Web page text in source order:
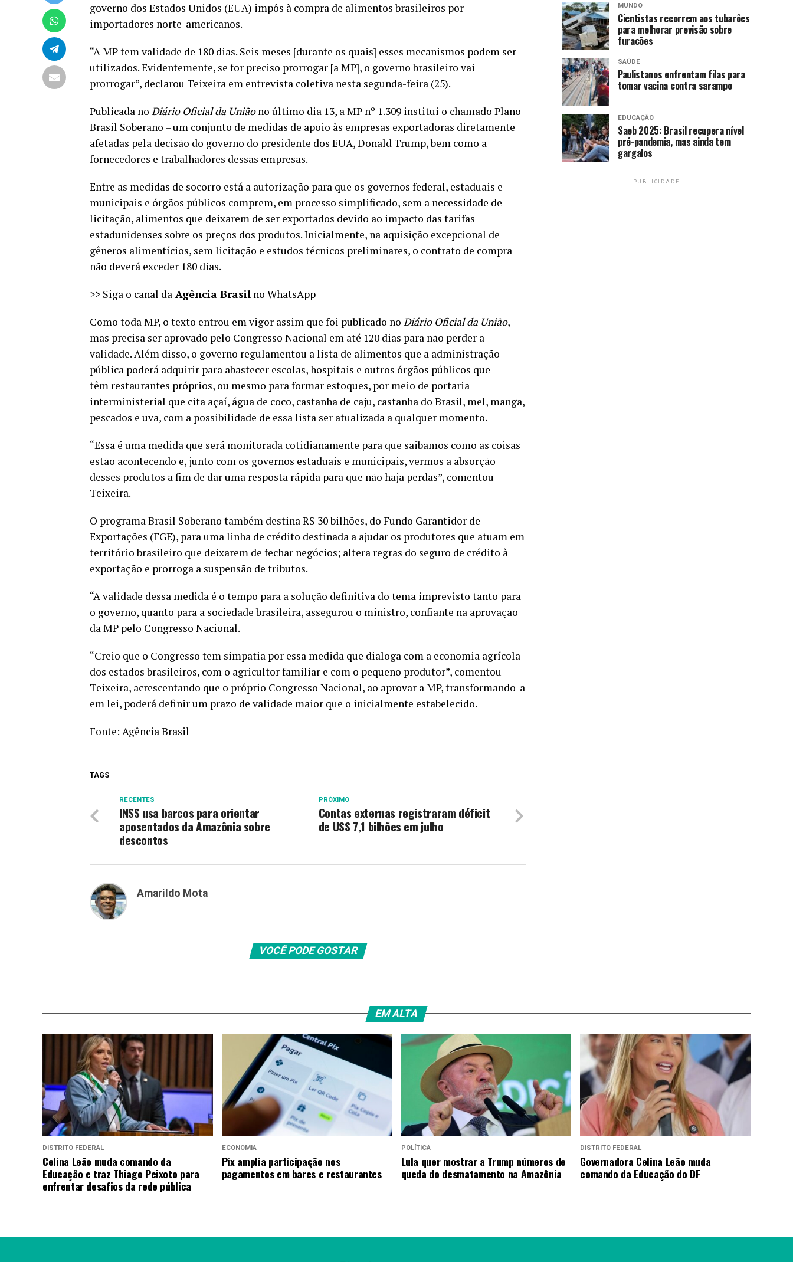
governo dos Estados Unidos (EUA) impôs à compra de alimentos brasileiros por
importadores norte-americanos.
“A MP tem validade de 180 dias. Seis meses [durante os quais] esses mecanismos podem ser
utilizados. Evidentemente, se for preciso prorrogar [a MP], o governo brasileiro vai
prorrogar”, declarou Teixeira em entrevista coletiva nesta segunda-feira (25).
Publicada no Diário Oficial da Uniãono último dia 13, aMP nº 1.309 institui o chamado Plano
Brasil Soberano – um conjunto de medidas de apoio às empresas exportadoras diretamente
afetadas pela decisão do governo do presidente dos EUA, Donald Trump, bem como a
fornecedores e trabalhadores dessas empresas.
Entre as medidas de socorro está a autorização para que os governos federal, estaduais e
municipais e órgãos públicos comprem, em processo simplificado, sem a necessidade de
licitação, alimentos que deixarem de ser exportados devido ao impacto das tarifas
estadunidenses sobre os preços dos produtos. Inicialmente, na aquisição excepcional de
gêneros alimentícios, sem licitação e estudos técnicos preliminares, o contrato de compra
não deverá exceder 180 dias.
>> Siga o canal da Agência Brasil no WhatsApp
Como toda MP, o texto entrou em vigor assim que foi publicado no Diário Oficial da União,
mas precisa ser aprovado pelo Congresso Nacional em até 120 dias para não perder a
validade. Além disso, o governo regulamentou a lista de alimentos que a administração
pública poderá adquirir para abastecer escolas, hospitais e outros órgãos públicos que
têm restaurantes próprios, ou mesmo para formar estoques, por meio de portaria
interministerial que cita açaí, água de coco, castanha de caju, castanha do Brasil, mel, manga,
pescados e uva, com a possibilidade de essa lista ser atualizada a qualquer momento.
“Essa é uma medida que será monitorada cotidianamente para que saibamos como as coisas
estão acontecendo e, junto com os governos estaduais e municipais, vermos a absorção
desses produtos a fim de dar uma resposta rápida para que não haja perdas”, comentou
Teixeira.
O programa Brasil Soberano também destina R$ 30 bilhões, do Fundo Garantidor de
Exportações (FGE), para uma linha de crédito destinada a ajudar os produtores que atuam em
território brasileiro que deixarem de fechar negócios; altera regras do seguro de crédito à
exportação e prorroga a suspensão de tributos.
“A validade dessa medida é o tempo para a solução definitiva do tema imprevisto tanto para
o governo, quanto para a sociedade brasileira, assegurou o ministro, confiante na aprovação
da MP pelo Congresso Nacional.
“Creio que o Congresso tem simpatia por essa medida que dialoga com a economia agrícola
dos estados brasileiros, com o agricultor familiar e com o pequeno produtor”, comentou
Teixeira, acrescentando que o próprio Congresso Nacional, ao aprovar a MP, transformando-a
em lei, poderá definir um prazo de validade maior que o inicialmente estabelecido.
Fonte: Agência Brasil
TAGS
PRÓXIMO
Contas externas registraram déficit
de US$ 7,1 bilhões em julho
RECENTES
INSS usa barcos para orientar
aposentados da Amazônia sobre
descontos
Amarildo Mota
VOCÊ PODE GOSTAR
MUNDO
Cientistas recorrem aos tubarões
para melhorar previsão sobre
furacões
SAÚDE
Paulistanos enfrentam filas para
tomar vacina contra sarampo
EDUCAÇÃO
Saeb 2025: Brasil recupera nível
pré-pandemia, mas ainda tem
gargalos
PUBLICIDADE
EM ALTA
DISTRITO FEDERAL
Celina Leão muda comando da
Educação e traz Thiago Peixoto para
enfrentar desafios da rede pública
ECONOMIA
Pix amplia participação nos
pagamentos em bares e restaurantes
POLÍTICA
Lula quer mostrar a Trump números de
queda do desmatamento na Amazônia
DISTRITO FEDERAL
Governadora Celina Leão muda
comando da Educação do DF